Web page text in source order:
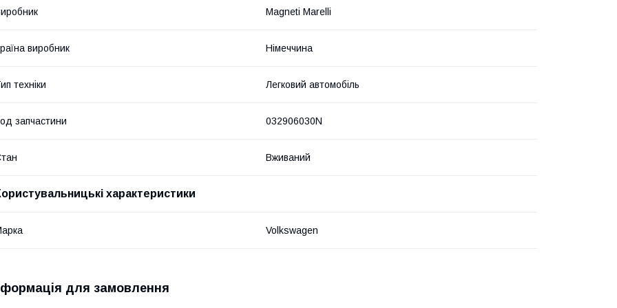
Magneti Marelli
виробник Німеччина
техніки Легковий автомобіль
запчастини 032906030N
Вживаний
характеристики
Volkswagen
для замовлення